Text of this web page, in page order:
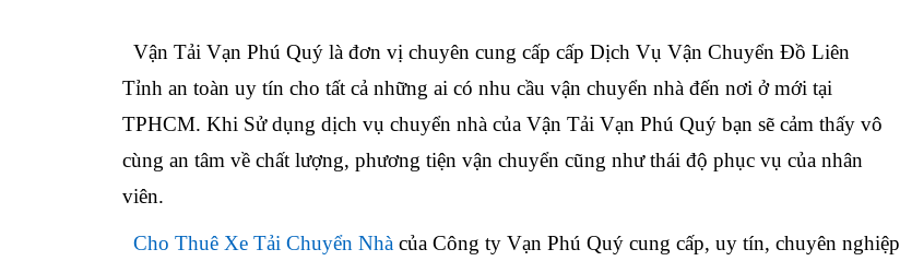
Vận Tải Vạn Phú Quý là đơn vị chuyên cung cấp cấp Dịch Vụ Vận Chuyển Đồ Liên
Tỉnh an toàn uy tín cho tất cả những ai có nhu cầu vận chuyển nhà đến nơi ở mới tại
TPHCM. Khi Sử dụng dịch vụ chuyển nhà của Vận Tải Vạn Phú Quý bạn sẽ cảm thấy vô
cùng an tâm về chất lượng, phương tiện vận chuyển cũng như thái độ phục vụ của nhân
viên.
Cho Thuê Xe Tải Chuyển Nhà của Công ty Vạn Phú Quý cung cấp, uy tín, chuyên nghiệp